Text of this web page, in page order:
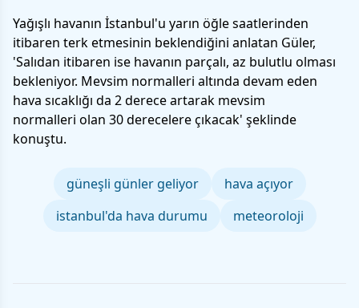
Yağışlı havanın İstanbul'u yarın öğle saatlerinden
itibaren terk etmesinin beklendiğini anlatan Güler,
'Salıdan itibaren ise havanın parçalı, az bulutlu olması
bekleniyor. Mevsim normalleri altında devam eden
hava sıcaklığı da 2 derece artarak mevsim
normalleri olan 30 derecelere çıkacak' şeklinde
konuştu.
güneşli günler geliyor
hava açıyor
istanbul'da hava durumu
meteoroloji